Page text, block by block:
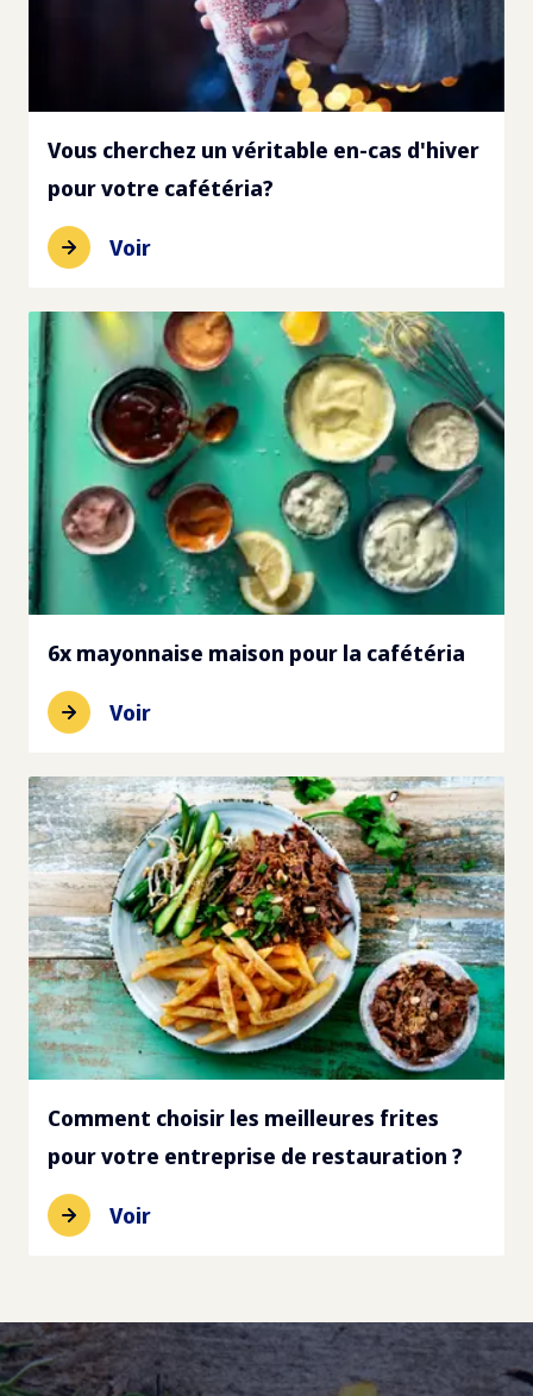
Vous cherchez un véritable en-cas d'hiver
pour votre cafétéria?
Voir
6x mayonnaise maison pour la cafétéria
Voir
Comment choisir les meilleures frites
pour votre entreprise de restauration ?
Voir